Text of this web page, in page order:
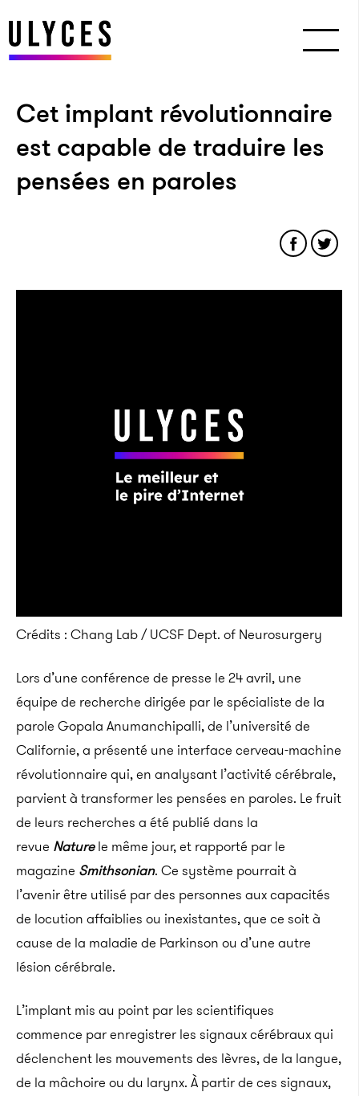
Cet implant révolutionnaire
est capable de traduire les
pensées en paroles
Crédits : Chang Lab / UCSF Dept. of Neurosurgery
Lors d’une conférence de presse le 24 avril, une
équipe de recherche dirigée par le spécialiste de la
parole Gopala Anumanchipalli, de l’université de
Californie, a présenté une interface cerveau-machine
révolutionnaire qui, en analysant l’activité cérébrale,
parvient à transformer les pensées en paroles. Le fruit
de leurs recherches a été publié dans la
revue Nature le même jour, et rapporté par le
magazine Smithsonian. Ce système pourrait à
l’avenir être utilisé par des personnes aux capacités
de locution affaiblies ou inexistantes, que ce soit à
cause de la maladie de Parkinson ou d’une autre
lésion cérébrale.
L’implant mis au point par les scientifiques
commence par enregistrer les signaux cérébraux qui
déclenchent les mouvements des lèvres, de la langue,
de la mâchoire ou du larynx. À partir de ces signaux,